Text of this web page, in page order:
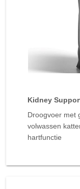
Kidney
Droogvoer met
volwassen
hartfunctie